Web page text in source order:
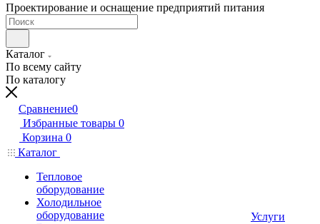
Проектирование и оснащение предприятий питания
Каталог
По всему сайту
По каталогу
Сравнение0
Избранные товары 0
Корзина 0
Каталог
Тепловое
оборудование
Холодильное
оборудование
Услуги